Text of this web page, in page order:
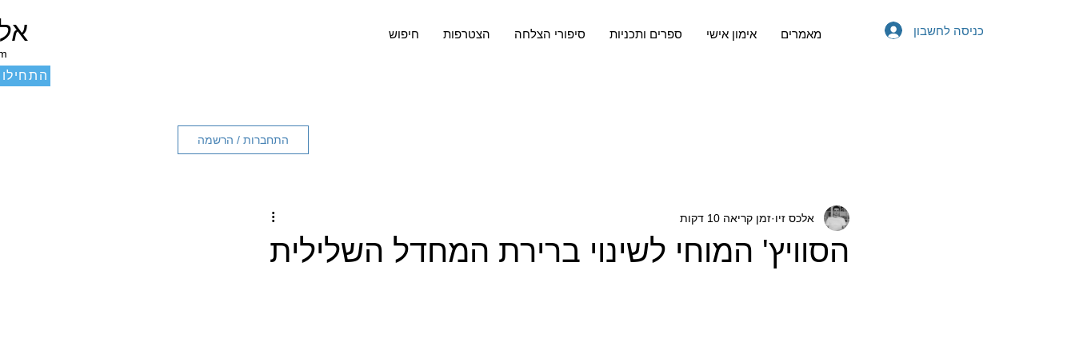
חיפוש הצטרפות סיפורי הצלחה ספרים ותכניות אימון אישי מאמרים כניסה לחשבון
התחילו
התחברות / הרשמה
הסוויץ' המוחי לשינוי ברירת המחדל השלילית
אלכס זיו זמן קריאה 10 דקות